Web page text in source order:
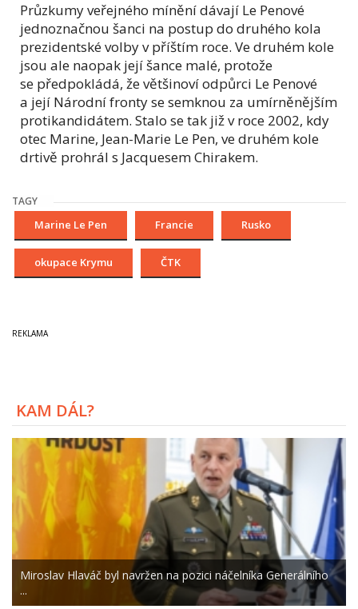
Průzkumy veřejného mínění dávají Le Penové
jednoznačnou šanci na postup do druhého kola
prezidentské volby v příštím roce. Ve druhém kole
jsou ale naopak její šance malé, protože
se předpokládá, že většinoví odpůrci Le Penové
a její Národní fronty se semknou za umírněnějším
protikandidátem. Stalo se tak již v roce 2002, kdy
otec Marine, Jean-Marie Le Pen, ve druhém kole
drtivě prohrál s Jacquesem Chirakem.
TAGY
Marine Le Pen Francie Rusko
okupace Krymu ČTK
KAM DÁL?
Miroslav Hlaváč byl navržen na pozici náčelníka Generálního
...